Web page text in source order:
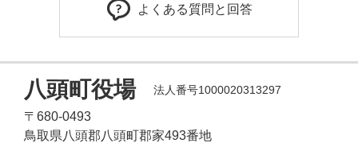
よくある質問と回答
八頭町役場 法人番号1000020313297
〒680-0493
鳥取県八頭郡八頭町郡家493番地